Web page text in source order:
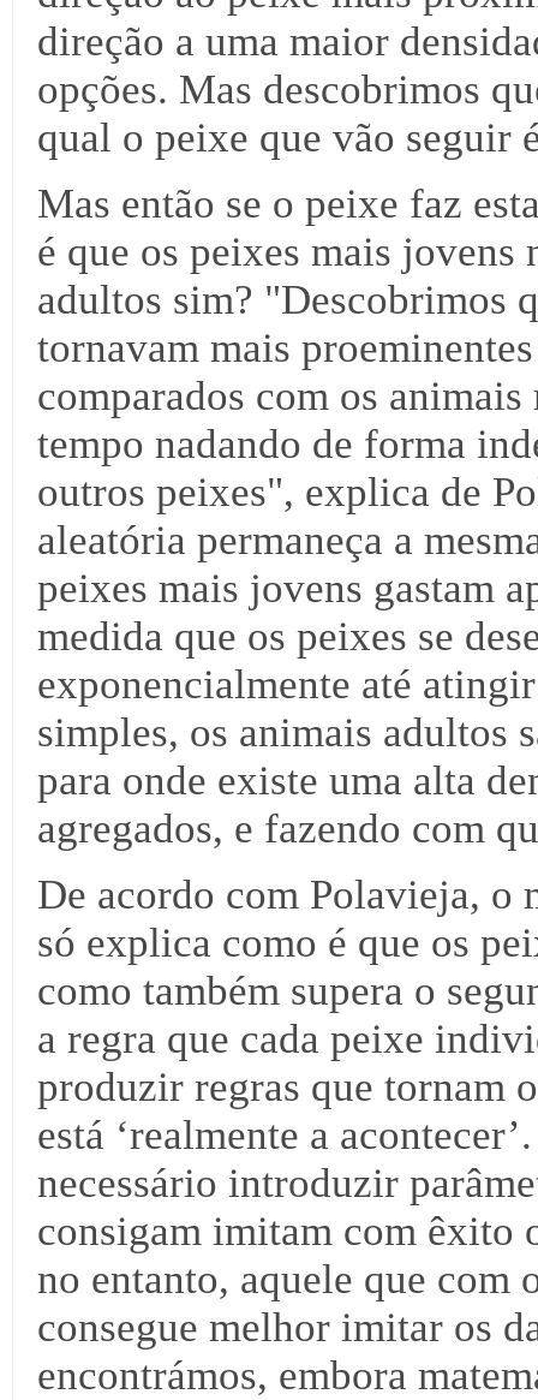
direção a uma maior
opções. Mas descobrimos
qual o peixe que vão seguir
Mas então se o peixe faz
é que os peixes mais jovens
adultos sim? "Descobrimos
tornavam mais
comparados com os
tempo nadando de forma
outros peixes", explica de
aleatória permaneça a
peixes mais jovens gastam
medida que os peixes se
exponencialmente até
simples, os animais adultos
para onde existe uma alta
agregados, e fazendo com
De acordo com Polavieja, o
só explica como é que os
como também supera o
a regra que cada peixe
produzir regras que tornam
está ‘realmente a
necessário introduzir
consigam imitam com êxito
no entanto, aquele que com
consegue melhor imitar os
encontrámos, embora